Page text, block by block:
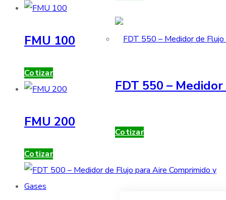
FDT 550 –
Cotizar
FMU 100
Cotizar
FMU 200
Cotizar